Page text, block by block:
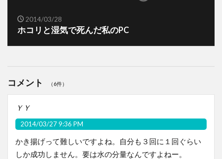
2014/03/28
ホコリと湿気で死んだ私のPC
コメント （6件）
ＹＹ
2014/03/27 9:36 PM
かき揚げって難しいですよね。自分も３回に１回ぐらい
しか成功しません。要は水の分量なんですよねー。